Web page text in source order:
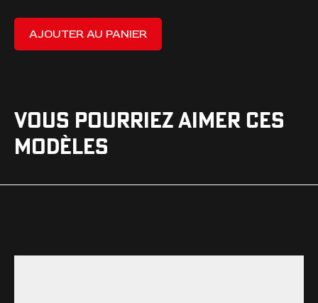
AJOUTER AU PANIER
VOUS POURRIEZ AIMER CES
MODÈLES